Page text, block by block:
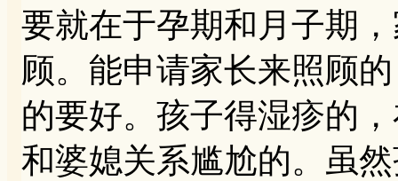
要就在于孕期和月子期
顾。能申请家长来照顾
的要好。孩子得湿疹的
和婆媳关系尴尬的。虽